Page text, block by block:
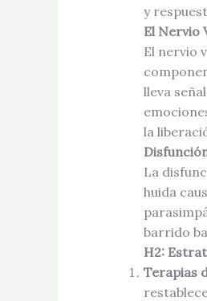
y
El Nervio
El nervio
lleva
la
La
huida
barrido
H2:
Terapias